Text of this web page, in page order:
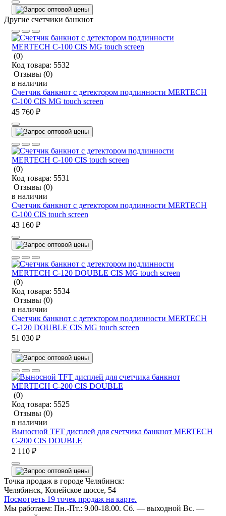
Другие счетчики банкнот
(0)
Код товара: 5532
Отзывы (0)
в наличии
Счетчик банкнот с детектором подлинности MERTECH
C-100 CIS MG touch screen
45 760 ₽
(0)
Код товара: 5531
Отзывы (0)
в наличии
Счетчик банкнот с детектором подлинности MERTECH
C-100 CIS touch screen
43 160 ₽
(0)
Код товара: 5534
Отзывы (0)
в наличии
Счетчик банкнот с детектором подлинности MERTECH
C-120 DOUBLE CIS MG touch screen
51 030 ₽
(0)
Код товара: 5525
Отзывы (0)
в наличии
Выносной TFT дисплей для счетчика банкнот MERTECH
C-200 CIS DOUBLE
2 110 ₽
Точка продаж в городе Челябинск:
Челябинск, Копейское шоссе, 54
Посмотреть 19 точек продаж на карте.
Мы работаем: Пн.-Пт.: 9.00-18.00. Сб. — выходной Вс. —